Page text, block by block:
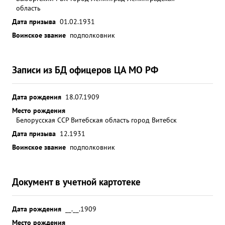
порядка в части. Умеет организационно
обеспечить своерешение и настойчиво ровести
предан. ...»
область
Дата призыва 01.02.1931
Воинское звание подполковник
Записи из БД офицеров ЦА МО РФ
Дата рождения 18.07.1909
Место рождения
Белорусская ССР Витебская область город Витебск
Дата призыва 12.1931
Воинское звание подполковник
Документ в учетной картотеке
Дата рождения
__.__.1909
Место рождения